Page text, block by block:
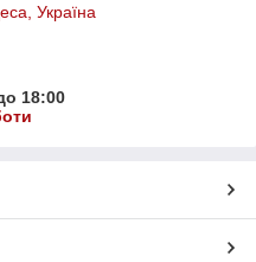
Україна
18:00